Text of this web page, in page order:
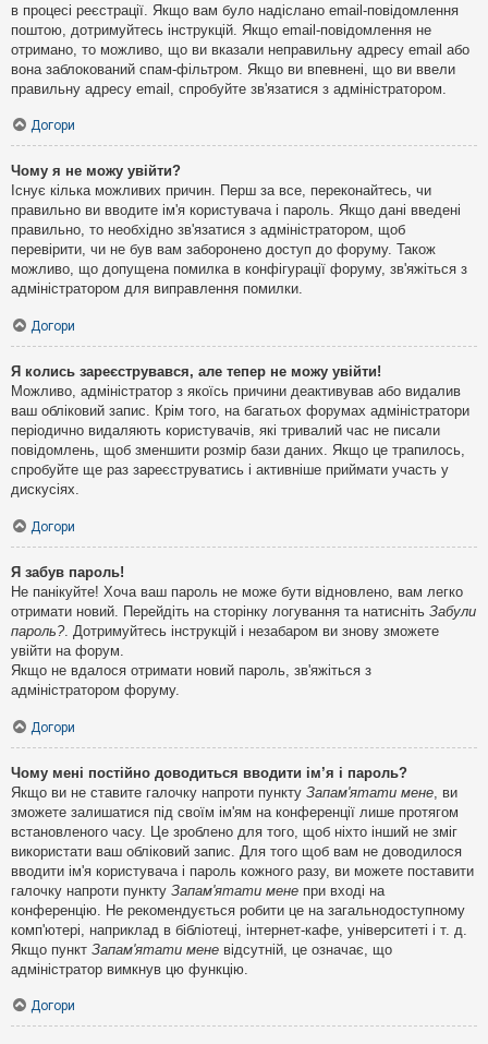
в процесі реєстрації. Якщо вам було надіслано email-повідомлення
поштою, дотримуйтесь інструкцій. Якщо email-повідомлення не
отримано, то можливо, що ви вказали неправильну адресу email або
вона заблокований спам-фільтром. Якщо ви впевнені, що ви ввели
правильну адресу email, спробуйте зв'язатися з адміністратором.
Догори
Чому я не можу увійти?
Існує кілька можливих причин. Перш за все, переконайтесь, чи
правильно ви вводите ім'я користувача і пароль. Якщо дані введені
правильно, то необхідно зв'язатися з адміністратором, щоб
перевірити, чи не був вам заборонено доступ до форуму. Також
можливо, що допущена помилка в конфігурації форуму, зв'яжіться з
адміністратором для виправлення помилки.
Догори
Я колись зареєструвався, але тепер не можу увійти!
Можливо, адміністратор з якоїсь причини деактивував або видалив
ваш обліковий запис. Крім того, на багатьох форумах адміністратори
періодично видаляють користувачів, які тривалий час не писали
повідомлень, щоб зменшити розмір бази даних. Якщо це трапилось,
спробуйте ще раз зареєструватись і активніше приймати участь у
дискусіях.
Догори
Я забув пароль!
Не панікуйте! Хоча ваш пароль не може бути відновлено, вам легко
отримати новий. Перейдіть на сторінку логування та натисніть Забули
пароль?. Дотримуйтесь інструкцій і незабаром ви знову зможете
увійти на форум.
Якщо не вдалося отримати новий пароль, зв'яжіться з
адміністратором форуму.
Догори
Чому мені постійно доводиться вводити ім’я і пароль?
Якщо ви не ставите галочку напроти пункту Запам'ятати мене , ви
зможете залишатися під своїм ім'ям на конференції лише протягом
встановленого часу. Це зроблено для того, щоб ніхто інший не зміг
використати ваш обліковий запис. Для того щоб вам не доводилося
вводити ім'я користувача і пароль кожного разу, ви можете поставити
галочку напроти пункту Запам'ятати мене при вході на
конференцію. Не рекомендується робити це на загальнодоступному
комп'ютері, наприклад в бібліотеці, інтернет-кафе, університеті і т. д.
Якщо пункт Запам'ятати мене відсутній, це означає, що
адміністратор вимкнув цю функцію.
Догори